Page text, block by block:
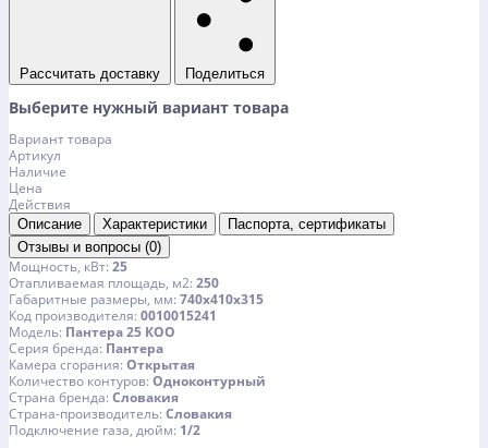
Рассчитать доставку Поделиться
Выберите нужный вариант товара
Вариант товара
Артикул
Наличие
Цена
Действия
Описание Характеристики
Паспорта, сертификаты
Отзывы и вопросы (0)
Мощность, кВт 25
Отапливаемая площадь, м2 250
Габаритные размеры, мм 740х410х315
Код производителя 0010015241
Модель Пантера 25 КOО
Серия бренда Пантера
Камера сгорания Открытая
Количество контуров Одноконтурный
Страна бренда Словакия
Страна-производитель Словакия
Подключение газа, дюйм 1/2